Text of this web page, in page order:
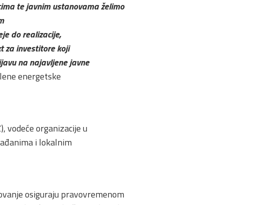
te javnim ustanovama želimo
do realizacije,
za investitore koji
na najavljene javne
energetske
vodeće organizacije u
i lokalnim
osiguraju pravovremenom